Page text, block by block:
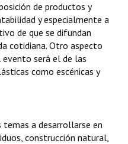
de productos y
y especialmente a
de que se difundan
cotidiana. Otro aspecto
será el de las
como escénicas y
a desarrollarse en
construcción natural,